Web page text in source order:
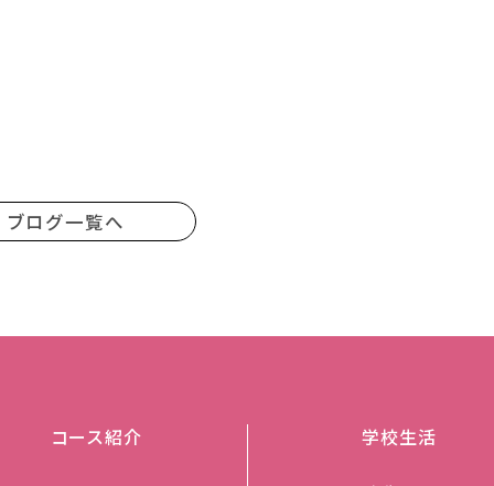
ブログ一覧へ
コース紹介 学校生活